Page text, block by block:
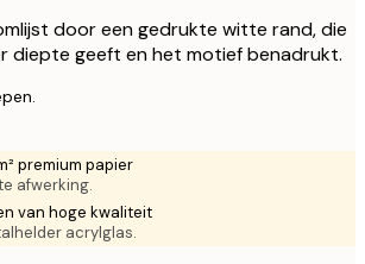
door een gedrukte witte rand, die
diepte geeft en het motief benadrukt.
premium papier
afwerking.
van hoge kwaliteit
acrylglas.